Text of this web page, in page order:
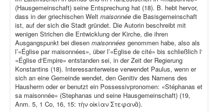
(Hausgemeinschaft) seine Entsprechung hat (18). B. hebt hervor,
dass in der griechischen Welt maisonnée die Basisgemeinschaft
ist, auf der sich die Stadt gründet. Die Autorin beschreibt mit
wenigen Strichen die Entwicklung der Kirche, die ihren
Ausgangspunkt bei diesen maisonnées genommen habe, also als
l’«Église par maisonnées», über l’«Église de cité» bis schließlich l‘
«Église d‘Empire» entstanden sei, in der Zeit der Regierung
Konstantins (18). Interessanterweise verwendet Paulus, wenn er
sich an eine Gemeinde wendet, den Genitiv des Namens des
Hausherrn oder er benutzt ein Possessivpronomen: «Stéphanas et
sa maisonnée» (Stephanas und seine Hausgemeinschaft) (19,
Anm. 5, 1 Co, 16, 15: τὴν οἰκίαν Στεφανᾶ).